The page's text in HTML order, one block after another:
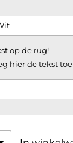
op de rug!
hier de tekst